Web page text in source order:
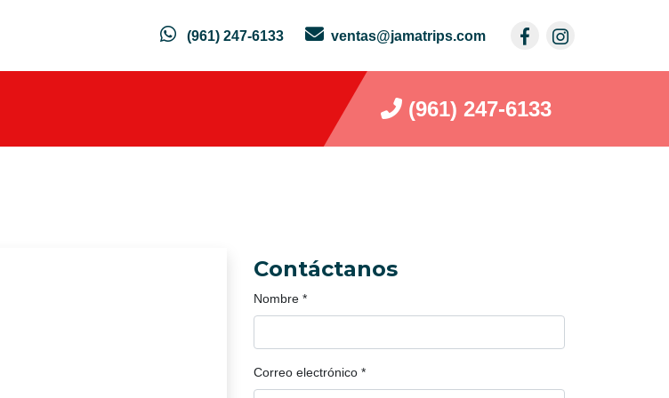
(961) 247-6133 ventas@jamatrips.com
(961) 247-6133
Contáctanos
Nombre *
Correo electrónico *